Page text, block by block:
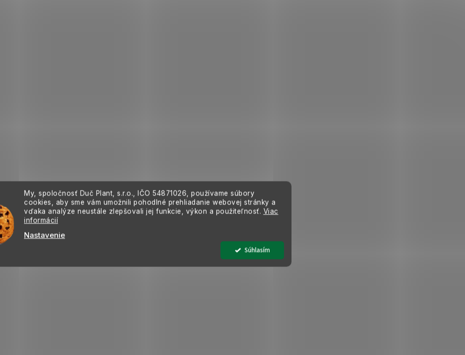
My, spoločnosť Duč Plant, s.r.o., IČO 54871026, používame súbory
cookies, aby sme vám umožnili pohodlné prehliadanie webovej stránky a
vďaka analýze neustále zlepšovali jej funkcie, výkon a použiteľnosť. Viac
informácií
Nastavenie
Súhlasím